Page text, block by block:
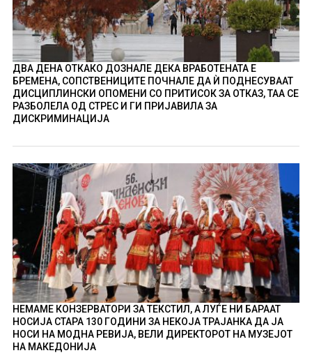
ДВА ДЕНА ОТКАКО ДОЗНАЛЕ ДЕКА ВРАБОТЕНАТА Е
БРЕМЕНА, СОПСТВЕНИЦИТЕ ПОЧНАЛЕ ДА Ѝ ПОДНЕСУВААТ
ДИСЦИПЛИНСКИ ОПОМЕНИ СО ПРИТИСОК ЗА ОТКАЗ, ТАА СЕ
РАЗБОЛЕЛА ОД СТРЕС И ГИ ПРИЈАВИЛА ЗА
ДИСКРИМИНАЦИЈА
НЕМАМЕ КОНЗЕРВАТОРИ ЗА ТЕКСТИЛ, А ЛУЃЕ НИ БАРААТ
НОСИЈА СТАРА 130 ГОДИНИ ЗА НЕКОЈА ТРАЈАНКА ДА ЈА
НОСИ НА МОДНА РЕВИЈА, ВЕЛИ ДИРЕКТОРОТ НА МУЗЕЈОТ
НА МАКЕДОНИЈА